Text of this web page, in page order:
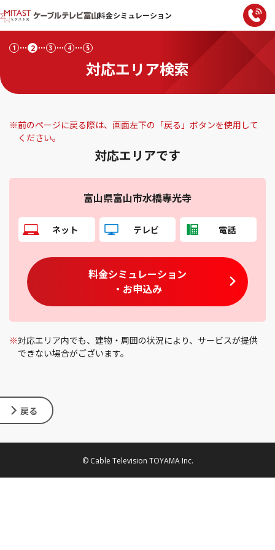
料金シミュレーション
対応エリア検索
1 2 3 4 5
※前のページに戻る際は、画面左下の「戻る」ボタンを使用して
ください。
対応エリアです
富山県富山市水橋専光寺
ネット テレビ 電話
料金シミュレーション
・お申込み
※対応エリア内でも、建物・周囲の状況により、サービスが提供
できない場合がございます。
戻る
© Cable Television TOYAMA Inc.